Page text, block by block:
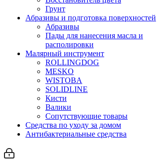
Грунт
Абразивы и подготовка поверхностей
Абразивы
Пады для нанесения масла и
располировки
Малярный инструмент
ROLLINGDOG
MESKO
WISTOBA
SOLIDLINE
Кисти
Валики
Сопутствующие товары
Средства по уходу за домом
Антибактериальные средства